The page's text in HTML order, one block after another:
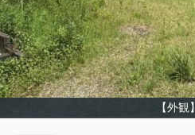
【外観】